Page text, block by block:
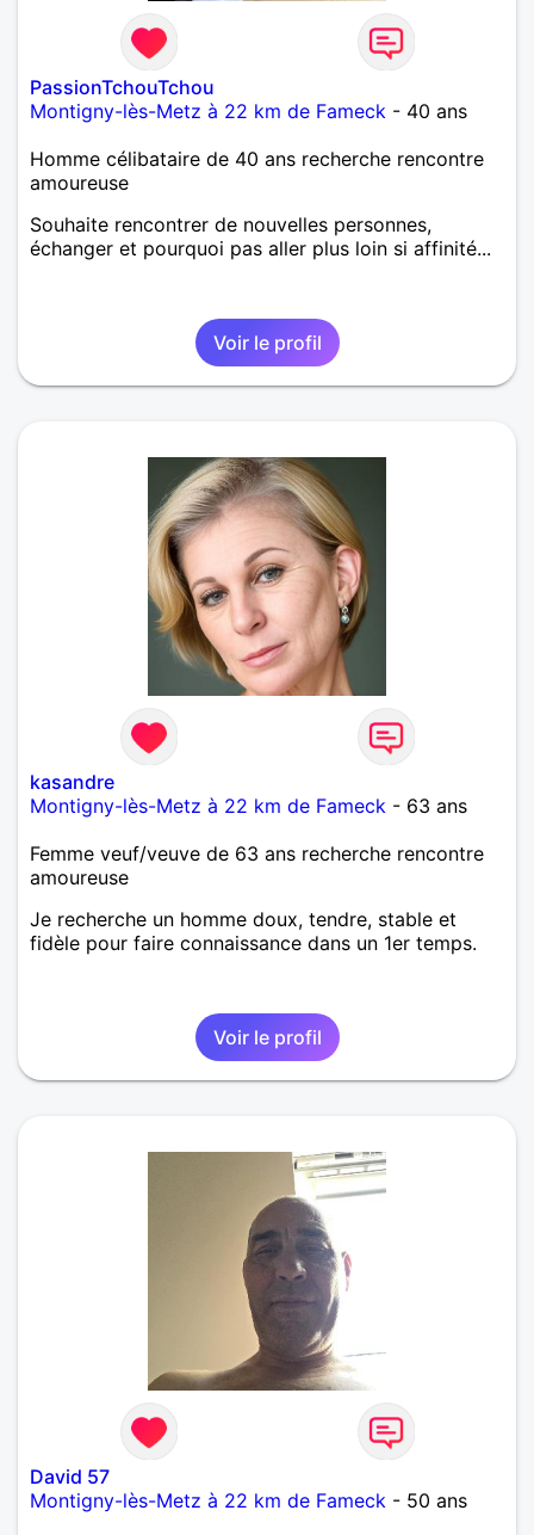
PassionTchouTchou
Montigny-lès-Metz à 22 km de Fameck - 40 ans
Homme célibataire de 40 ans recherche rencontre
amoureuse
Souhaite rencontrer de nouvelles personnes,
échanger et pourquoi pas aller plus loin si affinité...
Voir le profil
kasandre
Montigny-lès-Metz à 22 km de Fameck - 63 ans
Femme veuf/veuve de 63 ans recherche rencontre
amoureuse
Je recherche un homme doux, tendre, stable et
fidèle pour faire connaissance dans un 1er temps.
Voir le profil
David 57
Montigny-lès-Metz à 22 km de Fameck - 50 ans